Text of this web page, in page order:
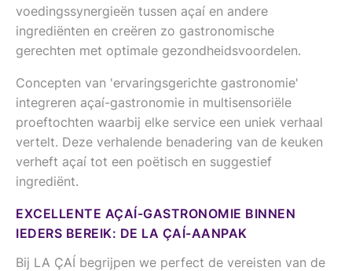
voedingssynergieën tussen açaí en andere
ingrediënten en creëren zo gastronomische
gerechten met optimale gezondheidsvoordelen.
Concepten van 'ervaringsgerichte gastronomie'
integreren açaí-gastronomie in multisensoriële
proeftochten waarbij elke service een uniek verhaal
vertelt. Deze verhalende benadering van de keuken
verheft açaí tot een poëtisch en suggestief
ingrediënt.
EXCELLENTE AÇAÍ-GASTRONOMIE BINNEN
IEDERS BEREIK: DE LA ÇAÍ-AANPAK
Bij LA ÇAÍ begrijpen we perfect de vereisten van de